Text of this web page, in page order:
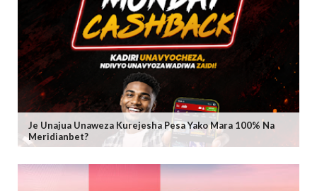
Je Unajua Unaweza Kurejesha Pesa Yako Mara 100% Na
Meridianbet?